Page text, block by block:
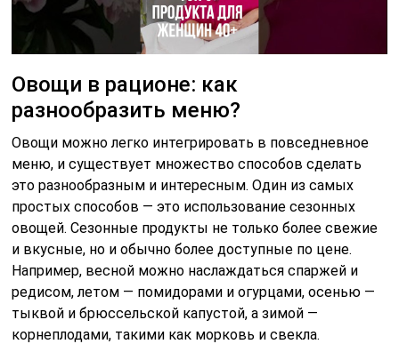
Овощи в рационе: как
разнообразить меню?
Овощи можно легко интегрировать в повседневное
меню, и существует множество способов сделать
это разнообразным и интересным. Один из самых
простых способов — это использование сезонных
овощей. Сезонные продукты не только более свежие
и вкусные, но и обычно более доступные по цене.
Например, весной можно наслаждаться спаржей и
редисом, летом — помидорами и огурцами, осенью —
тыквой и брюссельской капустой, а зимой —
корнеплодами, такими как морковь и свекла.